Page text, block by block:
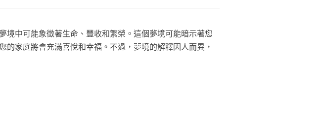
境中可能象徵著生命、豐收和繁榮。這個夢境可能暗示著您
家庭將會充滿喜悅和幸福。不過，夢境的解釋因人而異，